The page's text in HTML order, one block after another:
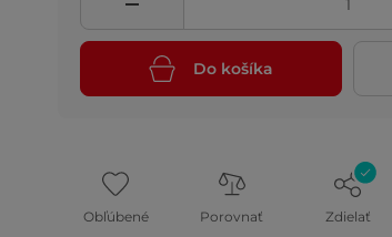
Do košíka
Obľúbené Porovnať Zdielať